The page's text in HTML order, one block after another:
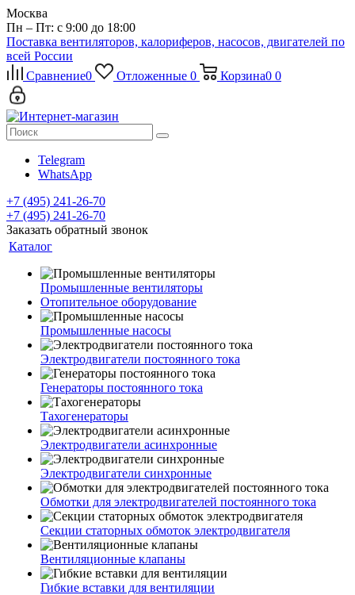
Москва
Пн – Пт: с 9:00 до 18:00
Поставка вентиляторов, калориферов, насосов, двигателей по
всей России
Сравнение0 Отложенные 0 Корзина0 0
Telegram
WhatsApp
+7 (495) 241-26-70
+7 (495) 241-26-70
Заказать обратный звонок
Каталог
Промышленные вентиляторы
Отопительное оборудование
Промышленные насосы
Электродвигатели постоянного тока
Генераторы постоянного тока
Тахогенераторы
Электродвигатели асинхронные
Электродвигатели синхронные
Обмотки для электродвигателей постоянного тока
Секции статорных обмоток электродвигателя
Вентиляционные клапаны
Гибкие вставки для вентиляции